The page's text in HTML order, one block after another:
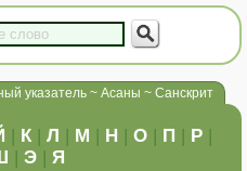
указатель ~ Асаны ~ Санскрит
| К | Л | М | Н | О | П | Р |
| Э | Я